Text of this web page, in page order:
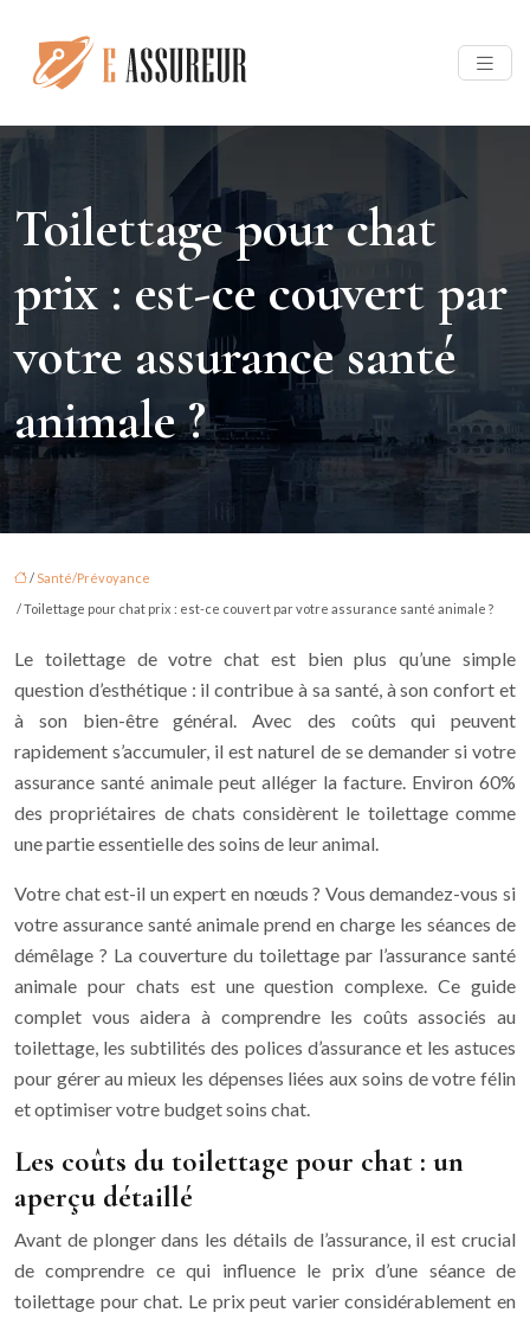
Toilettage pour chat
prix : est-ce couvert par
votre assurance santé
animale ?
/ Santé/Prévoyance
/ Toilettage pour chat prix : est-ce couvert par votre assurance santé animale ?
Le toilettage de votre chat est bien plus qu’une simple
question d’esthétique : il contribue à sa santé, à son confort et
à son bien-être général. Avec des coûts qui peuvent
rapidement s’accumuler, il est naturel de se demander si votre
assurance santé animale peut alléger la facture. Environ 60%
des propriétaires de chats considèrent le toilettage comme
une partie essentielle des soins de leur animal.
Votre chat est-il un expert en nœuds ? Vous demandez-vous si
votre assurance santé animale prend en charge les séances de
démêlage ? La couverture du toilettage par l’assurance santé
animale pour chats est une question complexe. Ce guide
complet vous aidera à comprendre les coûts associés au
toilettage, les subtilités des polices d’assurance et les astuces
pour gérer au mieux les dépenses liées aux soins de votre félin
et optimiser votre budget soins chat.
Les coûts du toilettage pour chat : un
aperçu détaillé
Avant de plonger dans les détails de l’assurance, il est crucial
de comprendre ce qui influence le prix d’une séance de
toilettage pour chat. Le prix peut varier considérablement en